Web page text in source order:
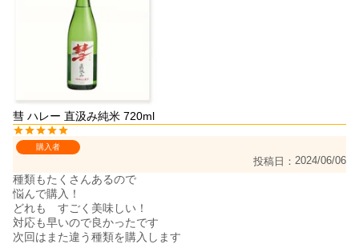
彗 ハレー 直汲み純米 720ml
購入者
投稿日 2024/06/06
種類もたくさんあるので
悩んで購入！
どれも　すごく美味しい！
対応も早いので良かったです
次回はまた違う種類を購入します